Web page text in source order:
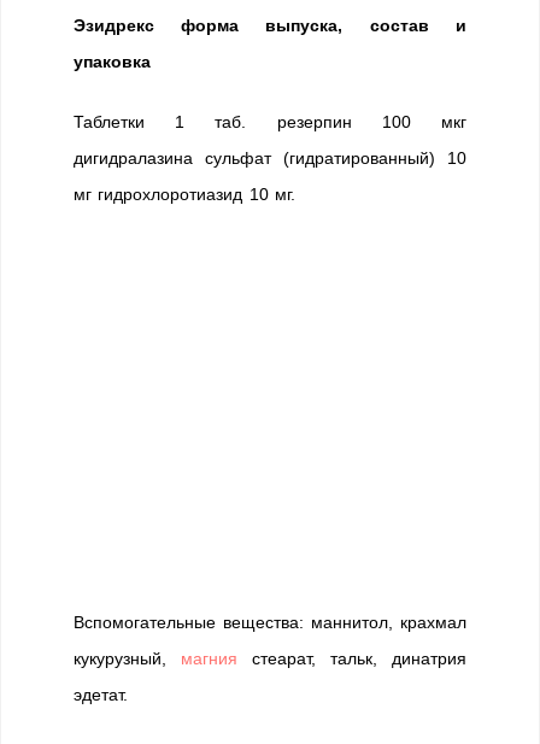
Эзидрекс форма выпуска, состав и
упаковка
Таблетки 1 таб. резерпин 100 мкг
дигидралазина сульфат (гидратированный) 10
мг гидрохлоротиазид 10 мг.
Вспомогательные вещества: маннитол, крахмал
кукурузный, магния стеарат, тальк, динатрия
эдетат.